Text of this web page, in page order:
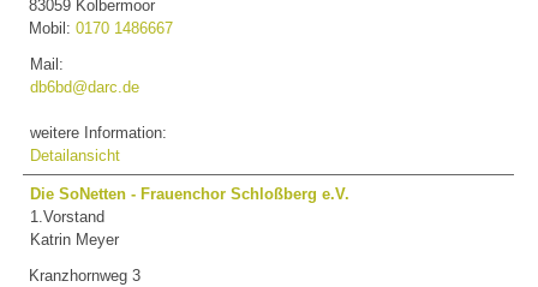
83059 Kolbermoor
Mobil:0170 1486667
Mail:
db6bd@darc.de
weitere Information:
Detailansicht
Die SoNetten - Frauenchor Schloßberg e.V.
1.Vorstand
Katrin Meyer
Kranzhornweg 3